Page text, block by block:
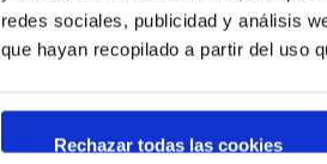
redes sociales, publicidad y análisis
que hayan recopilado a partir del uso
Rechazar todas las cookies
Planificación estratégica
Infraestructuras en
Seguridad Integral
Sistema de Calidad